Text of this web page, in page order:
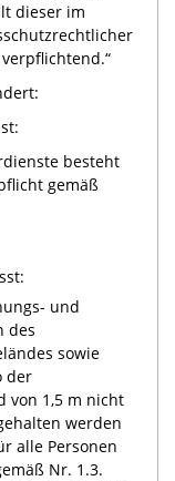
dieser im
besteht
gemäß
und
des
sowie
der
von 1,5 m nicht
werden
alle Personen
Nr. 1.3.